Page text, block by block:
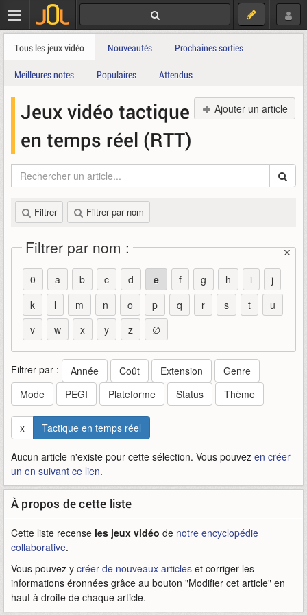
Tous les jeux vidéo Nouveautés Prochaines sorties
Meilleures notes Populaires Attendus
Ajouter un article
Jeux vidéo tactique
en temps réel (RTT)
Filtrer Filtrer par nom
Filtrer par nom :
0 a b c d e f g h i
j
k
l m n o p q r s t
u
v
w x y z ∅
Filtrer par : Année Coût Extension
Genre
Mode
PEGI Plateforme Status Thème
x Tactique en temps réel
Aucun article n'existe pour cette sélection. Vous pouvez en créer
un en suivant ce lien.
À propos de cette liste
Cette liste recense les jeux vidéo de notre encyclopédie
collaborative.
Vous pouvez y créer de nouveaux articles et corriger les
informations éronnées grâce au bouton "Modifier cet article" en
haut à droite de chaque article.